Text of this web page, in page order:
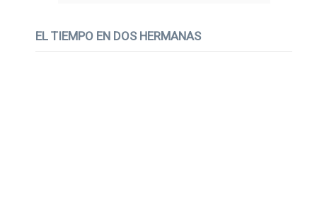
EL TIEMPO EN DOS HERMANAS